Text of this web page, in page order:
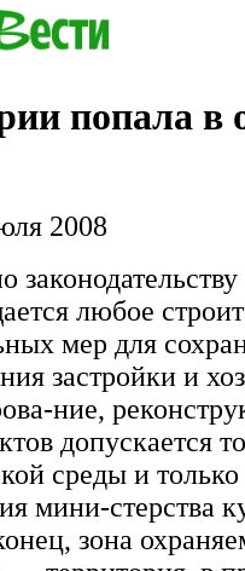
попала в
2008
любое
мер для
застройки и
ние,
допускается
среды и
мини-стерства
зона